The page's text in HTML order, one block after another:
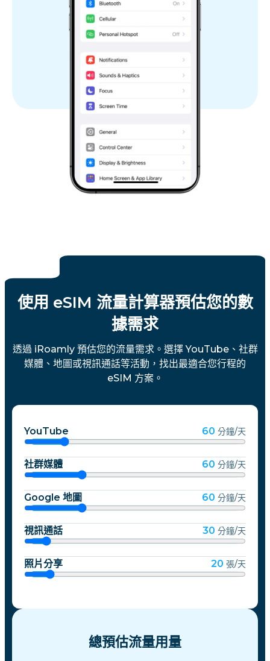
使用 eSIM 流量計算器預估您的數
據需求
透過 iRoamly 預估您的流量需求。選擇 YouTube、社群
媒體、地圖或視訊通話等活動，找出最適合您行程的
eSIM 方案。
YouTube 60 分鐘/天
社群媒體 60 分鐘/天
Google 地圖 60 分鐘/天
視訊通話 30 分鐘/天
照片分享 20 張/天
總預估流量用量